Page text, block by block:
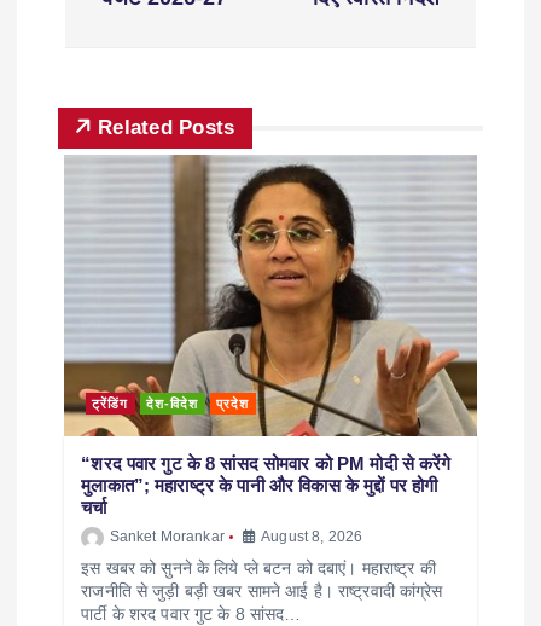
Related Posts
ट्रेंडिंग देश-विदेश प्रदेश
“शरद पवार गुट के 8 सांसद सोमवार को PM मोदी से करेंगे
मुलाकात”; महाराष्ट्र के पानी और विकास के मुद्दों पर होगी
चर्चा
Sanket Morankar August 8, 2026
इस खबर को सुनने के लिये प्ले बटन को दबाएं। महाराष्ट्र की
राजनीति से जुड़ी बड़ी खबर सामने आई है। राष्ट्रवादी कांग्रेस
पार्टी के शरद पवार गुट के 8 सांसद…